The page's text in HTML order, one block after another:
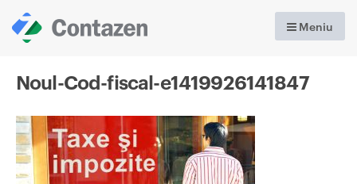
Meniu
Noul-Cod-fiscal-e1419926141847